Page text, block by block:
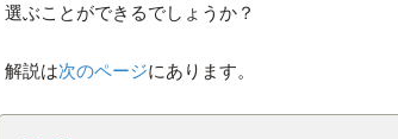
選ぶことができるでしょうか？
解説は次のページにあります。